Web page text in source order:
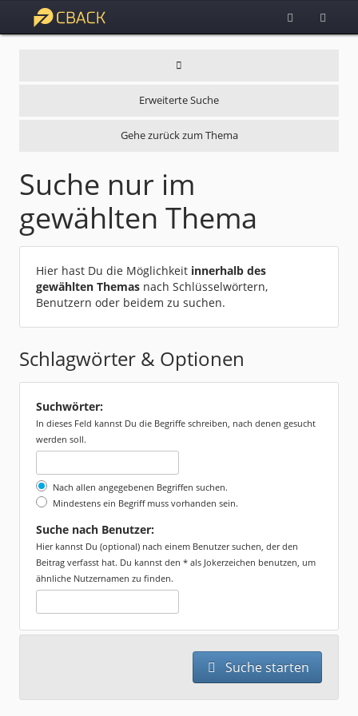
Erweiterte Suche
Gehe zurück zum Thema
Suche nur im
gewählten Thema
Hier hast Du die Möglichkeit innerhalb des
gewählten Themas nach Schlüsselwörtern,
Benutzern oder beidem zu suchen.
Schlagwörter & Optionen
Suchwörter:
In dieses Feld kannst Du die Begriffe schreiben, nach denen gesucht
werden soll.
Nach allen angegebenen Begriffen suchen.
Mindestens ein Begriff muss vorhanden sein.
Suche nach Benutzer:
Hier kannst Du (optional) nach einem Benutzer suchen, der den
Beitrag verfasst hat. Du kannst den * als Jokerzeichen benutzen, um
ähnliche Nutzernamen zu finden.
Suche starten